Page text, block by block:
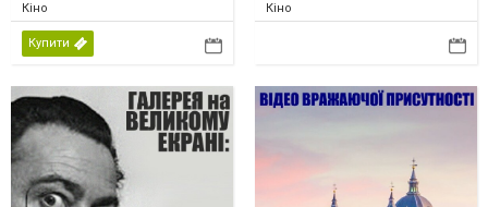
Кіно
Купити
Кіно